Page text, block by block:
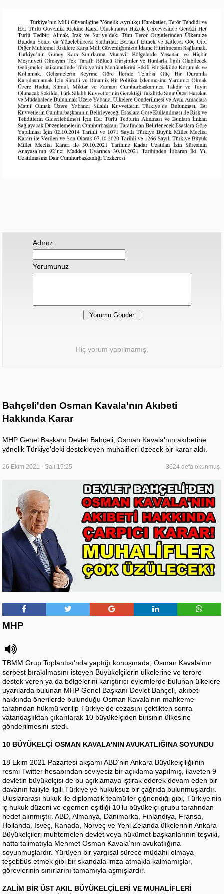
Adınız
Yorumunuz
Hiç yorum yapılmamış.
Bahçeli'den Osman Kavala'nın Akıbeti
Hakkında Karar
MHP Genel Başkanı Devlet Bahçeli, Osman Kavala'nın akıbetine
yönelik Türkiye'deki destekleyen muhalifleri üzecek bir karar aldı.
26 Ekim 2021 - Salı 15:25 3624 defa okunmuş.
MHP
TBMM Grup Toplantısı'nda yaptığı konuşmada, Osman Kavala'nın
serbest bırakılmasını isteyen Büyükelçilerin ülkelerine ve teröre
destek veren ya da bölgelerini karıştırıcı eylemlerde bulunan ülkelere
uyarılarda bulunan MHP Genel Başkanı Devlet Bahçeli, akıbeti
hakkında önerilerde bulunduğu Osman Kavala'nın mahkeme
tarafından hükmü verilip Türkiye'de cezasını çektikten sonra
vatandaşlıktan çıkarılarak 10 büyükelçiden birisinin ülkesine
gönderilmesini istedi.
10 BÜYÜKELÇİ OSMAN KAVALA'NIN AVUKATLIĞINA SOYUNDU
18 Ekim 2021 Pazartesi akşamı ABD’nin Ankara Büyükelçiliği’nin
resmi Twitter hesabından seviyesiz bir açıklama yapılmış, ilaveten 9
devletin büyükelçisi de bu açıklamaya iştirak ederek devam eden bir
davanın failiyle ilgili Türkiye’ye hukuksuz bir çağrıda bulunmuşlardır.
Uluslararası hukuk ile diplomatik teamüller çiğnendiği gibi, Türkiye’nin
iç hukuk düzeni ve egemen eşitliği 10’lu büyükelçi grubu tarafından
hedef alınmıştır. ABD, Almanya, Danimarka, Finlandiya, Fransa,
Hollanda, İsveç, Kanada, Norveç ve Yeni Zelanda ülkelerinin Ankara
Büyükelçileri muhtemelen devlet veya hükümet başkanlarının teşviki,
hatta talimatıyla Mehmet Osman Kavala’nın avukatlığına
soyunmuşlardır. Yürüyen bir yargısal sürece müdahil olmaya
teşebbüs etmek gibi bir skandala imza atmakla kalmamışlar,
görevlerinin sınırlarını tamamıyla aşmışlardır.
ZALİM BİR ÜST AKIL BÜYÜKELÇİLERİ VE MUHALİFLERİ